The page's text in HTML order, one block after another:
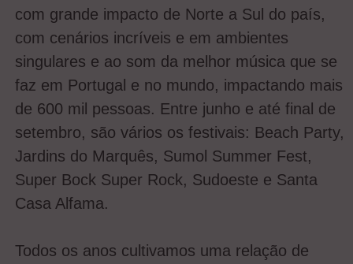
com grande impacto de Norte a Sul do país,
com cenários incríveis e em ambientes
singulares e ao som da melhor música que se
faz em Portugal e no mundo, impactando mais
de 600 mil pessoas. Entre junho e até final de
setembro, são vários os festivais: Beach Party,
Jardins do Marquês, Sumol Summer Fest,
Super Bock Super Rock, Sudoeste e Santa
Casa Alfama.
Todos os anos cultivamos uma relação de